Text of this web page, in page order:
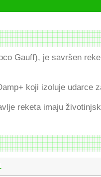
Gauff), je savršen
koji izoluje udarce
reketa imaju